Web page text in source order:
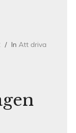
In Att driva